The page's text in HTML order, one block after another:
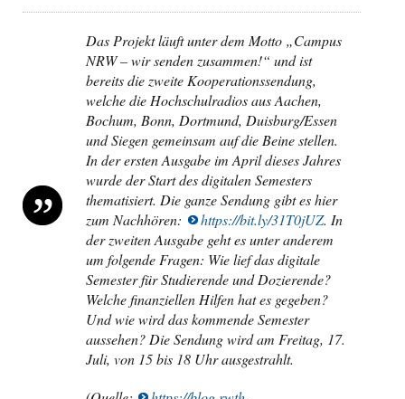
Das Projekt läuft unter dem Motto „Campus
NRW – wir senden zusammen!“ und ist
bereits die zweite Kooperationssendung,
welche die Hochschulradios aus Aachen,
Bochum, Bonn, Dortmund, Duisburg/Essen
und Siegen gemeinsam auf die Beine stellen.
In der ersten Ausgabe im April dieses Jahres
wurde der Start des digitalen Semesters
thematisiert. Die ganze Sendung gibt es hier
zum Nachhören:
https://bit.ly/31T0jUZ. In
der zweiten Ausgabe geht es unter anderem
um folgende Fragen: Wie lief das digitale
Semester für Studierende und Dozierende?
Welche finanziellen Hilfen hat es gegeben?
Und wie wird das kommende Semester
aussehen? Die Sendung wird am Freitag, 17.
Juli, von 15 bis 18 Uhr ausgestrahlt.